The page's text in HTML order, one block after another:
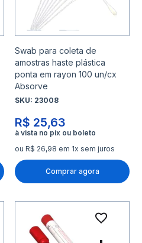
Swab para coleta de
amostras haste plástica
ponta em rayon 100 un/cx
Absorve
SKU: 23008
R$ 25,63
ou R$ 26,98 em 1x sem juros
Comprar agora
à lista de